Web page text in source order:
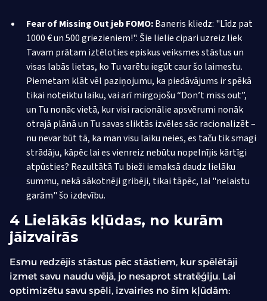
Fear of Missing Out jeb FOMO:Baneris kliedz: "Līdz pat
1000 € un 500 griezieniem!". Šie lielie cipari uzreiz liek
Tavam prātam iztēloties episkus veiksmes stāstus un
visas labās lietas, ko Tu varētu iegūt caur šo laimestu.
Piemetam klāt vēl paziņojumu, ka piedāvājums ir spēkā
tikai noteiktu laiku, vai arī mirgojošu “Don’t miss out”,
un Tu nonāc vietā, kur visi racionālie apsvērumi nonāk
otrajā plānā un Tu savas sliktās izvēles sāc racionalizēt –
nu nevar būt tā, ka man visu laiku neies, es taču tik smagi
strādāju, kāpēc lai es vienreiz nebūtu nopelnījis kārtīgi
atpūsties? Rezultātā Tu bieži iemaksā daudz lielāku
summu, nekā sākotnēji gribēji, tikai tāpēc, lai "nelaistu
garām" šo izdevību.
4 Lielākās kļūdas, no kurām
jāizvairās
Esmu redzējis stāstus pēc stāstiem, kur spēlētāji
izmet savu naudu vējā, jo nesaprot stratēģiju. Lai
optimizētu savu spēli, izvairies no šīm kļūdām: